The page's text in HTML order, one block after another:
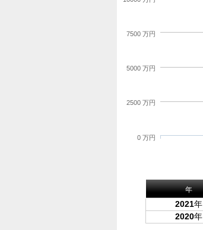
0 万円
2500 万円
5000 万円
7500 万円
年
2021年
2020年